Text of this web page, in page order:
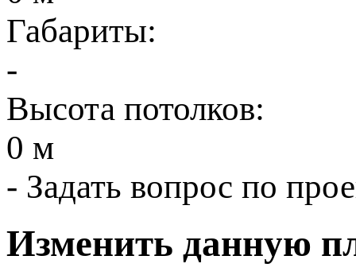
Габариты:
-
Высота потолков:
0 м
- Задать вопрос по
Изменить данную